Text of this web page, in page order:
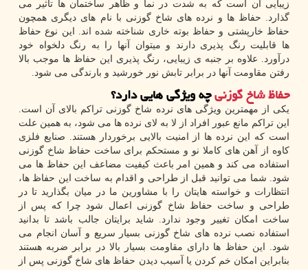
زیبایی آن است که به شدت در نما و ظاهر ساختمان ها تاثیر می
گذارد. حفاظ ها و نرده های شاخ گوزنی با نام های دیگری همچون
حفاظ خارپشتی و حفاظ بوته خاری شناخته شده اند. این نوع حفاظ
ها قابلیت رنگ پذیری دارند و میتوان آنها را به رنگ دلخواه خود
درآورد. علاوه بر جنبه ی زیبایی، رنگ پذیری این حفاظ ها موجب بالا
رفتن مقاومت آنها در برابر تابش نور خورشید و بارندگی می شود.
حفاظ شاخ گوزنیچه ویژگی هایی دارد؟
یکی از مهمترین ویژگی های نرده شاخ گوزنی تراکم بالای آن است.
این تراکم مانع عبور افراد از لا به لای نرده ها می شود، به همین علت
است که این نرده ها از امنیت بالایی برخوردار هستند. صنایع فلزی
کاوه از آهن های کاملا نو و مستحکم برای ساخت حفاظ شاخ گوزنی
استفاده می کند و همین امر باعث کیفیت مضاعف این حفاظ ها می
شود. شما می توانید قبل از طراحی و اقدام به ساخت این حفاظ ها،
انتظارات و خواسته هایتان را با مشاورین ما در میان بگذارید تا در
طراحی و ساخت حفاظ شاخ گوزنی اعمال شود چرا که پس از
ساخت امکان تغییر وجود ندارد. شاید برایتان جالب باشد تا بدانید
استفاده نصب نرده های شاخ گوزنی بسیار سریع و آسان انجام می
شود. این حفاظ ها دارای مقاومت بسیار بالا در برابر ضربه هستند
بنابراین امکان خم کردن یا آسیب دیدن حفاظ های شاخ گوزنی پس از